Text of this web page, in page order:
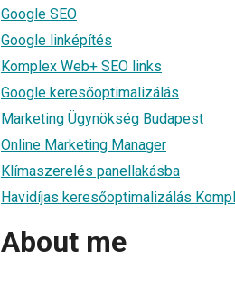
Google SEO
Google linképítés
Komplex Web+ SEO links
Google keresőoptimalizálás
Marketing Ügynökség Budapest
Online Marketing Manager
Klímaszerelés panellakásba
Havidíjas keresőoptimalizálás
About me